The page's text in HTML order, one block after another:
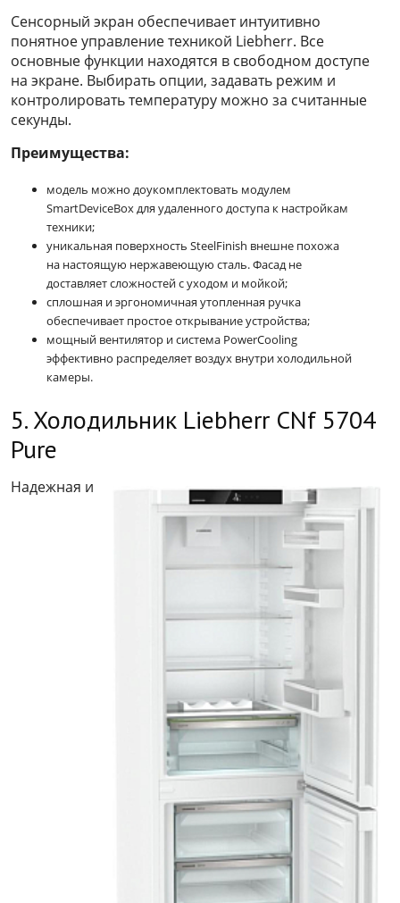
Сенсорный экран обеспечивает интуитивно
понятное управление техникой Liebherr. Все
основные функции находятся в свободном доступе
на экране. Выбирать опции, задавать режим и
контролировать температуру можно за считанные
секунды.
Преимущества:
модель можно доукомплектовать модулем
SmartDeviceBox для удаленного доступа к настройкам
техники;
уникальная поверхность SteelFinish внешне похожа
на настоящую нержавеющую сталь. Фасад не
доставляет сложностей с уходом и мойкой;
сплошная и эргономичная утопленная ручка
обеспечивает простое открывание устройства;
мощный вентилятор и система PowerCooling
эффективно распределяет воздух внутри холодильной
камеры.
5. Холодильник Liebherr CNf 5704
Pure
Надежная и